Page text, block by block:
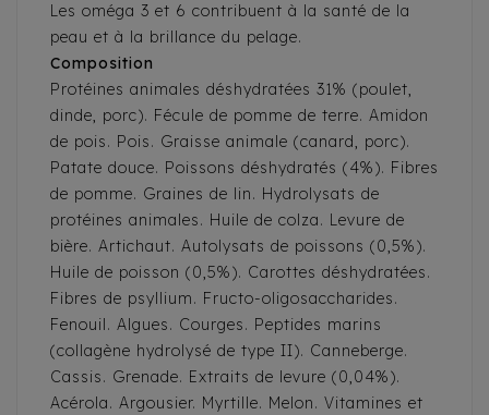
Les oméga 3 et 6 contribuent à la santé de la
peau et à la brillance du pelage.
Composition
Protéines animales déshydratées 31% (poulet,
dinde, porc). Fécule de pomme de terre. Amidon
de pois. Pois. Graisse animale (canard, porc).
Patate douce. Poissons déshydratés (4%). Fibres
de pomme. Graines de lin. Hydrolysats de
protéines animales. Huile de colza. Levure de
bière. Artichaut. Autolysats de poissons (0,5%).
Huile de poisson (0,5%). Carottes déshydratées.
Fibres de psyllium. Fructo-oligosaccharides.
Fenouil. Algues. Courges. Peptides marins
(collagène hydrolysé de type II). Canneberge.
Cassis. Grenade. Extraits de levure (0,04%).
Acérola. Argousier. Myrtille. Melon. Vitamines et